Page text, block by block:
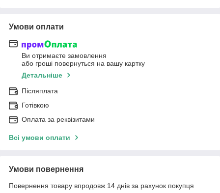
Умови оплати
Ви отримаєте замовлення
або гроші повернуться на вашу картку
Детальніше
Післяплата
Готівкою
Оплата за реквізитами
Всі умови оплати
Умови повернення
Повернення товару впродовж 14 днів за рахунок покупця